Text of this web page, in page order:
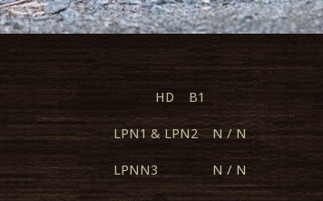
HD B1
LPN1 & LPN2 N / N
LPNN3 N / N